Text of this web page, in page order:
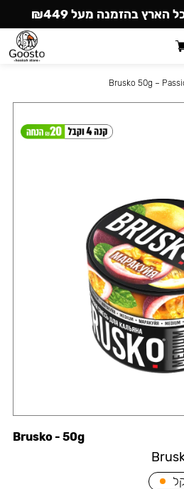
Brusko - 50g
Brusko 50g –
הארץ בהזמנה מעל ₪449